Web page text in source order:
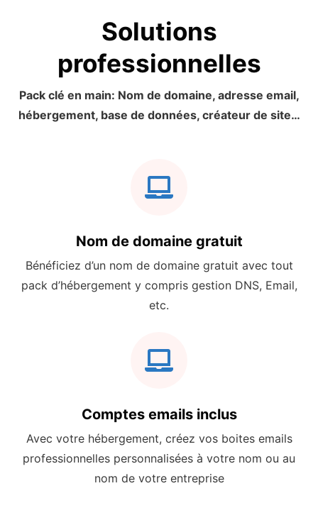
Solutions
professionnelles
Pack clé en main: Nom de domaine, adresse email,
hébergement, base de données, créateur de site…
Nom de domaine gratuit
Bénéficiez d’un nom de domaine gratuit avec tout
pack d’hébergement y compris gestion DNS, Email,
etc.
Comptes emails inclus
Avec votre hébergement, créez vos boites emails
professionnelles personnalisées à votre nom ou au
nom de votre entreprise